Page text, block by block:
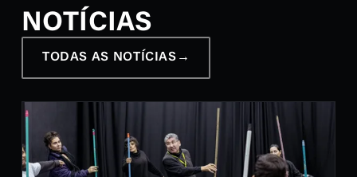
NOTÍCIAS
TODAS AS NOTÍCIAS →